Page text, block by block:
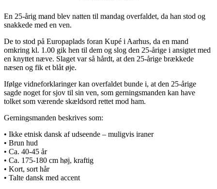
En 25-årig mand blev natten til mandag overfaldet, da han stod og
snakkede med en ven.
De to stod på Europaplads foran Kupé i Aarhus, da en mand
omkring kl. 1.00 gik hen til dem og slog den 25-årige i ansigtet med
en knyttet næve. Slaget var så hårdt, at den 25-årige brækkede
næsen og fik et blåt øje.
Ifølge vidneforklaringer kan overfaldet bunde i, at den 25-årige
sagde noget for sjov til sin ven, som gerningsmanden kan have
tolket som værende skældsord rettet mod ham.
Gerningsmanden beskrives som:
• Ikke etnisk dansk af udseende – muligvis iraner
• Brun hud
• Ca. 40-45 år
• Ca. 175-180 cm høj, kraftig
• Kort, sort hår
• Talte dansk med accent